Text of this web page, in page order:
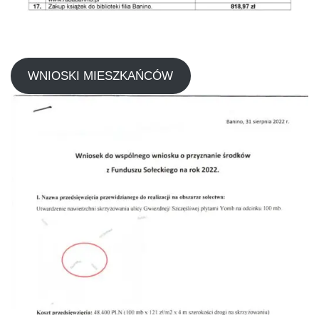
WNIOSKI MIESZKAŃCÓW